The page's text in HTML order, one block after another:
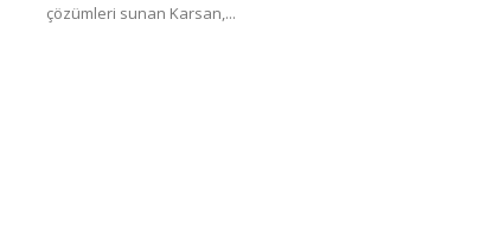
çözümleri sunan Karsan,...